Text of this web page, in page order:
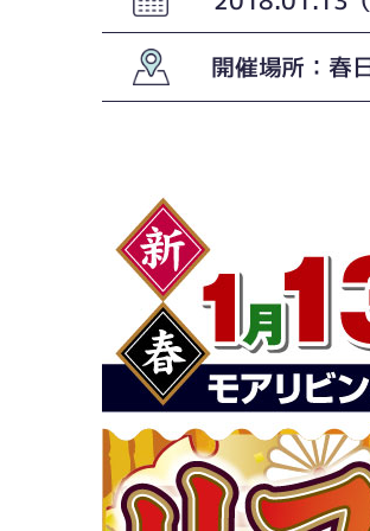
開催場所：春